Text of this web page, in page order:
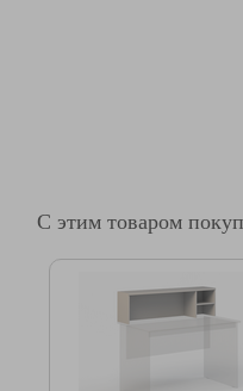
С этим товаром